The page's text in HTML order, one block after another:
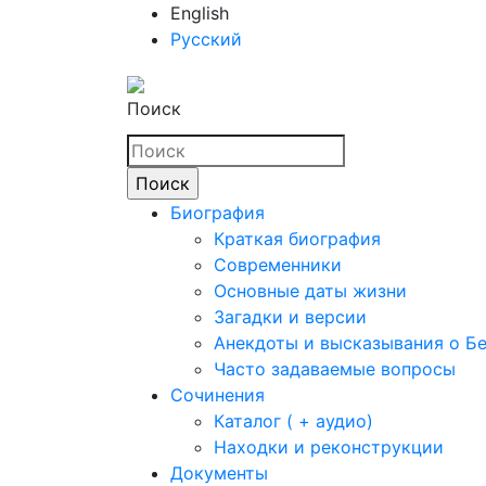
English
Русский
Поиск
Биография
Краткая биография
Современники
Основные даты жизни
Загадки и версии
Анекдоты и высказывания о
Часто задаваемые вопросы
Сочинения
Каталог ( + аудио)
Находки и реконструкции
Документы